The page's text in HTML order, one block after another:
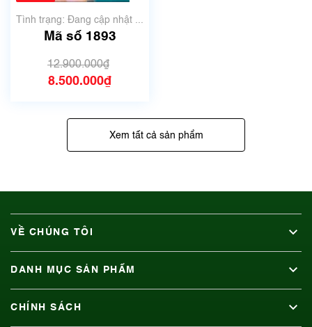
Tình trạng: Đang cập nhật ...
Mã số 1893
12.900.000₫
8.500.000₫
Xem tất cả sản phẩm
VỀ CHÚNG TÔI
DANH MỤC SẢN PHẨM
CHÍNH SÁCH